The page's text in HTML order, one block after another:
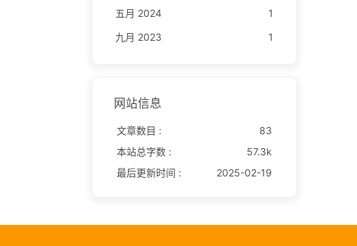
五月 2024
1
九月 2023
1
网站信息
文章数目 :
83
本站总字数 :
57.3k
最后更新时间 :
2025-02-19